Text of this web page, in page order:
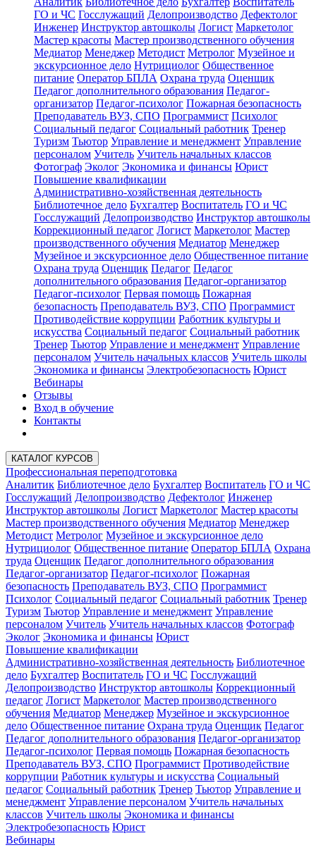
ГО и ЧС Госслужащий Делопроизводство Дефектолог
Инженер Инструктор автошколы Логист Маркетолог
Мастер красоты Мастер производственного обучения
Медиатор Менеджер Методист Метролог Музейное и
экскурсионное дело Нутрициолог Общественное
питание Оператор БПЛА Охрана труда Оценщик
Педагог дополнительного образования Педагог-
организатор Педагог-психолог Пожарная безопасность
Преподаватель ВУЗ, СПО Программист Психолог
Социальный педагог Социальный работник Тренер
Туризм Тьютор Управление и менеджмент Управление
персоналом Учитель Учитель начальных классов
Фотограф Эколог Экономика и финансы Юрист
Повышение квалификации
Административно-хозяйственная деятельность
Библиотечное дело Бухгалтер Воспитатель ГО и ЧС
Госслужащий Делопроизводство Инструктор автошколы
Коррекционный педагог Логист Маркетолог Мастер
производственного обучения Медиатор Менеджер
Музейное и экскурсионное дело Общественное питание
Охрана труда Оценщик Педагог Педагог
дополнительного образования Педагог-организатор
Педагог-психолог Первая помощь Пожарная
безопасность Преподаватель ВУЗ, СПО Программист
Противодействие коррупции Работник культуры и
искусства Социальный педагог Социальный работник
Тренер Тьютор Управление и менеджмент Управление
персоналом Учитель начальных классов Учитель школы
Экономика и финансы Электробезопасность Юрист
Вебинары
Отзывы
Вход в обучение
Контакты
КАТАЛОГ КУРСОВ
Профессиональная переподготовка
Аналитик Библиотечное дело Бухгалтер Воспитатель ГО и ЧС
Госслужащий Делопроизводство Дефектолог Инженер
Инструктор автошколы Логист Маркетолог Мастер красоты
Мастер производственного обучения Медиатор Менеджер
Методист Метролог Музейное и экскурсионное дело
Нутрициолог Общественное питание Оператор БПЛА Охрана
труда Оценщик Педагог дополнительного образования
Педагог-организатор Педагог-психолог Пожарная
безопасность Преподаватель ВУЗ, СПО Программист
Психолог Социальный педагог Социальный работник Тренер
Туризм Тьютор Управление и менеджмент Управление
персоналом Учитель Учитель начальных классов Фотограф
Эколог Экономика и финансы Юрист
Повышение квалификации
Административно-хозяйственная деятельность Библиотечное
дело Бухгалтер Воспитатель ГО и ЧС Госслужащий
Делопроизводство Инструктор автошколы Коррекционный
педагог Логист Маркетолог Мастер производственного
обучения Медиатор Менеджер Музейное и экскурсионное
дело Общественное питание Охрана труда Оценщик Педагог
Педагог дополнительного образования Педагог-организатор
Педагог-психолог Первая помощь Пожарная безопасность
Преподаватель ВУЗ, СПО Программист Противодействие
коррупции Работник культуры и искусства Социальный
педагог Социальный работник Тренер Тьютор Управление и
менеджмент Управление персоналом Учитель начальных
классов Учитель школы Экономика и финансы
Электробезопасность Юрист
Вебинары